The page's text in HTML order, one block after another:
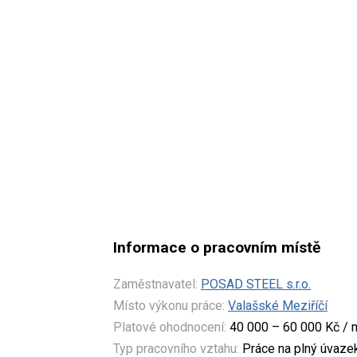
Informace o pracovním místě
Zaměstnavatel: POSAD STEEL s.r.o.
Místo výkonu práce: Valašské Meziříčí
Platové ohodnocení: 40 000 – 60 000 Kč /
Typ pracovního vztahu: Práce na plný